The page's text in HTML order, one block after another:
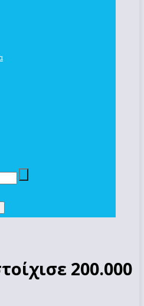
200.000